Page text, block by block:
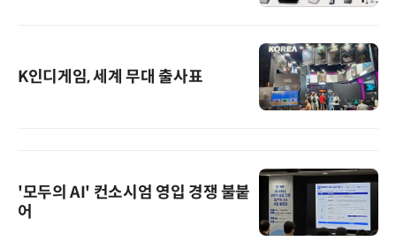
K인디게임, 세계 무대 출사표
'모두의 AI' 컨소시엄 영입 경쟁 불붙
어